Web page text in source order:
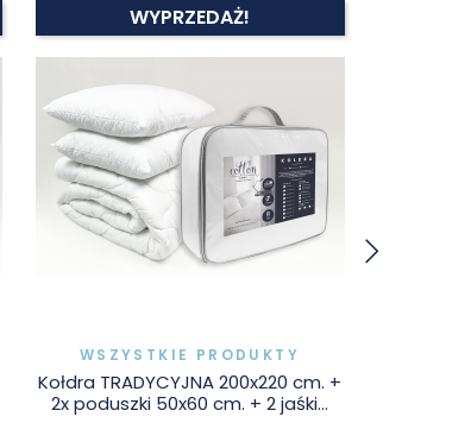
WSZYSTKIE PRODUKTY
Kołdra TRADYCYJNA 200x220 cm. +
2x poduszki 50x60 cm. + 2 jaśki...
WYPRZEDAŻ!